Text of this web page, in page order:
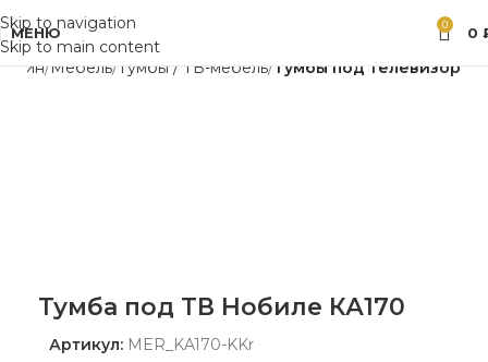
Skip to navigation
Skip to main content
МЕНЮ 0 0
Мебель Тумбы / ТВ-мебель Тумбы под телевизор
Тумба под ТВ Нобиле КА170
Артикул: MER_KA170-KKr